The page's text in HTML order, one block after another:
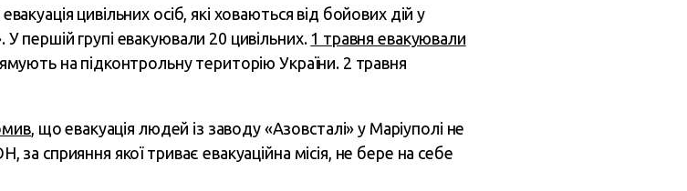
цивільних осіб, які ховаються від бойових дій у
першій групі евакуювали 20 цивільних. 1 травня евакуювали
на підконтрольну територію України. 2 травня
, що евакуація людей із заводу «Азовсталі» у Маріуполі не
за сприяння якої триває евакуаційна місія, не бере на себе